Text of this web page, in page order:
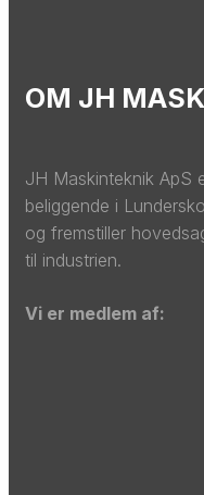
OM JH
​JH Maskinteknik ApS
beliggende i
og fremstiller
til industrien.​
​Vi er medlem af: